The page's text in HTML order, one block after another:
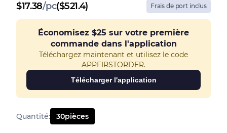
$17.38/pc($521.4) Frais de port inclus
Économisez $25 sur votre première
commande dans l'application
Téléchargez maintenant et utilisez le code
APPFIRSTORDER.
Télécharger l'application
Quantité: 30pièces